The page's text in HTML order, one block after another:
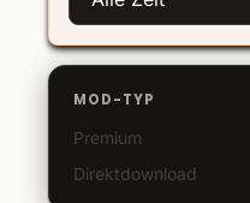
MOD-TYP
Premium
Direktdownload